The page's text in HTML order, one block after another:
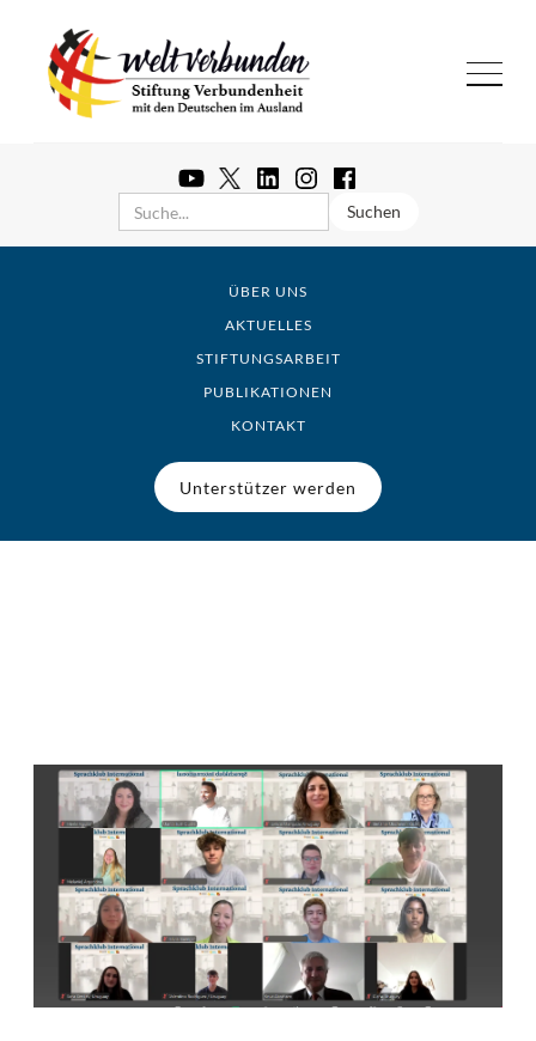
ÜBER UNS
AKTUELLES
STIFTUNGSARBEIT
PUBLIKATIONEN
KONTAKT
Unterstützer werden